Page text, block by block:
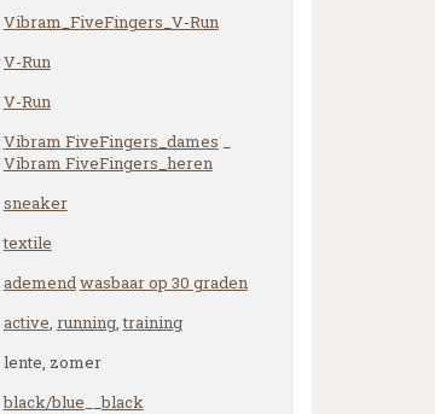
Vibram_FiveFingers_V-Run
V-Run
V-Run
Vibram FiveFingers_dames
Vibram FiveFingers_heren
sneaker
textile
ademendwasbaar op 30 graden
active, running,training
lente, zomer
black/blue __black